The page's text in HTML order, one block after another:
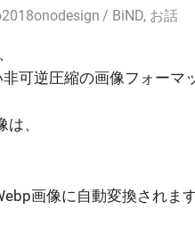
BiND, お話
可逆圧縮の画像フォーマ
、
画像に自動変換されます